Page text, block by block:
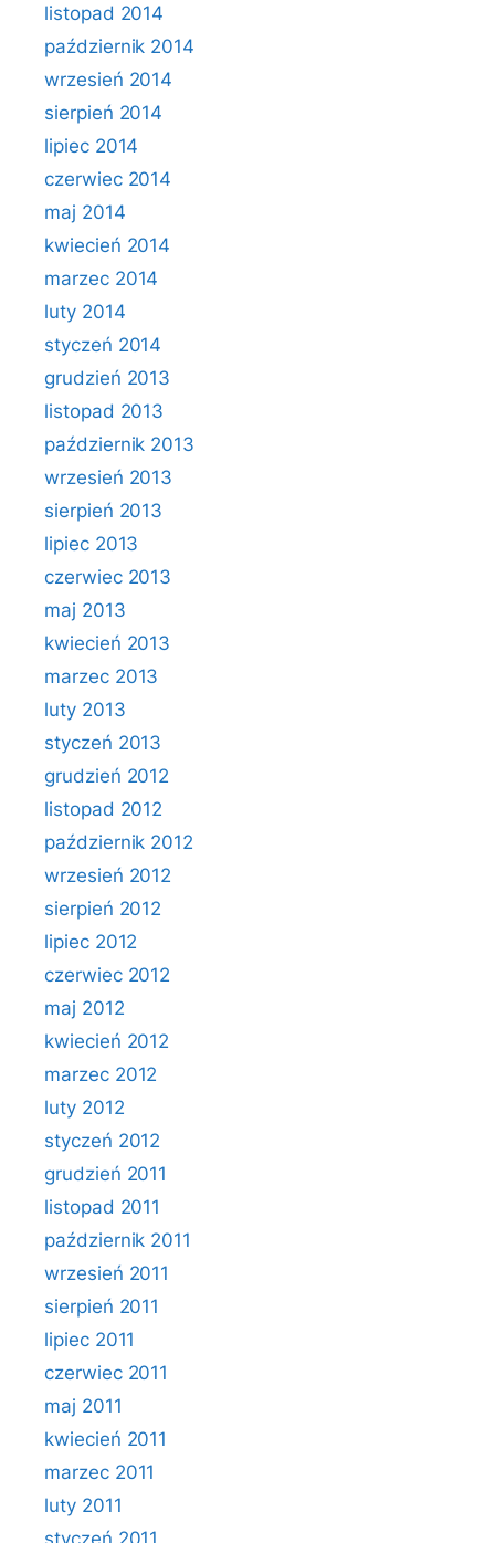
listopad 2014
październik 2014
wrzesień 2014
sierpień 2014
lipiec 2014
czerwiec 2014
maj 2014
kwiecień 2014
marzec 2014
luty 2014
styczeń 2014
grudzień 2013
listopad 2013
październik 2013
wrzesień 2013
sierpień 2013
lipiec 2013
czerwiec 2013
maj 2013
kwiecień 2013
marzec 2013
luty 2013
styczeń 2013
grudzień 2012
listopad 2012
październik 2012
wrzesień 2012
sierpień 2012
lipiec 2012
czerwiec 2012
maj 2012
kwiecień 2012
marzec 2012
luty 2012
styczeń 2012
grudzień 2011
listopad 2011
październik 2011
wrzesień 2011
sierpień 2011
lipiec 2011
czerwiec 2011
maj 2011
kwiecień 2011
marzec 2011
luty 2011
styczeń 2011